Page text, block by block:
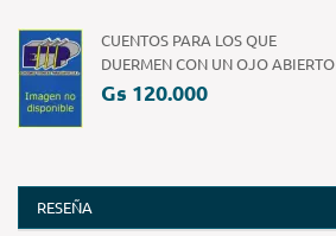
CUENTOS PARA LOS QUE
DUERMEN CON UN OJO ABIERTO
Gs 120.000
RESEÑA